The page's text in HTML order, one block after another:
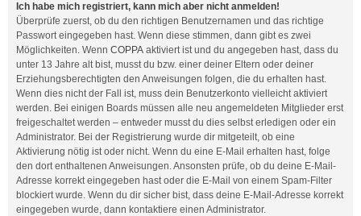
Ich habe mich registriert, kann mich aber nicht anmelden!
Überprüfe zuerst, ob du den richtigen Benutzernamen und das richtige
Passwort eingegeben hast. Wenn diese stimmen, dann gibt es zwei
Möglichkeiten. Wenn COPPA aktiviert ist und du angegeben hast, dass du
unter 13 Jahre alt bist, musst du bzw. einer deiner Eltern oder deiner
Erziehungsberechtigten den Anweisungen folgen, die du erhalten hast.
Wenn dies nicht der Fall ist, muss dein Benutzerkonto vielleicht aktiviert
werden. Bei einigen Boards müssen alle neu angemeldeten Mitglieder erst
freigeschaltet werden – entweder musst du dies selbst erledigen oder ein
Administrator. Bei der Registrierung wurde dir mitgeteilt, ob eine
Aktivierung nötig ist oder nicht. Wenn du eine E-Mail erhalten hast, folge
den dort enthaltenen Anweisungen. Ansonsten prüfe, ob du deine E-Mail-
Adresse korrekt eingegeben hast oder die E-Mail von einem Spam-Filter
blockiert wurde. Wenn du dir sicher bist, dass deine E-Mail-Adresse korrekt
eingegeben wurde, dann kontaktiere einen Administrator.